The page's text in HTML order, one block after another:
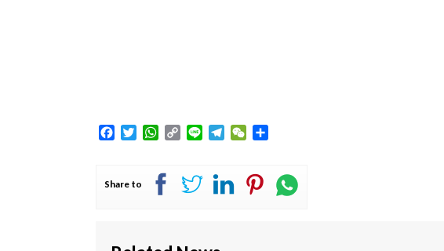
FacebookTwitterWhatsApp
Copy
Line TelegramWeChat
Share to